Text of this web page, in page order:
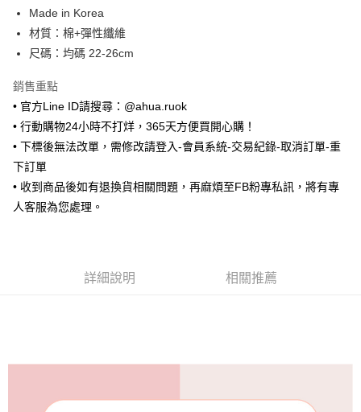
街口支付
悠遊付
ATM付款
全家取貨付款
每筆NT$65，滿NT$688(含以上)免運費
付款後全家取貨
每筆NT$65，滿NT$688(含以上)免運費
宅配(外島)
Made in Korea
材質：棉+彈性纖維
尺碼：均碼 22-26cm
銷售重點
• 官方Line ID請搜尋：@ahua.ruok
• 行動購物24小時不打烊，365天方便買開心購！
• 下標後無法改單，需修改請登入-會員系統-交易紀錄-取消訂單-重
下訂單
• 收到商品後如有退換貨相關問題，再麻煩至FB粉專私訊，將有專
人客服為您處理。
詳細說明 相關推薦